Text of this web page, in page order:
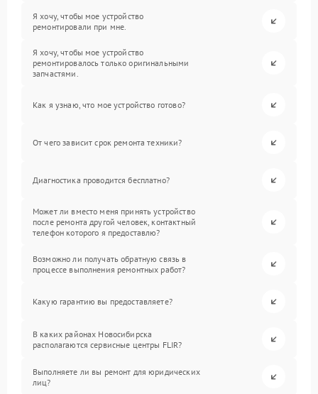
Я хочу, чтобы мое устройство
ремонтировали при мне.
Я хочу, чтобы мое устройство
ремонтировалось только оригинальными
запчастями.
Как я узнаю, что мое устройство готово?
От чего зависит срок ремонта техники?
Диагностика проводится бесплатно?
Может ли вместо меня принять устройство
после ремонта другой человек, контактный
телефон которого я предоставлю?
Возможно ли получать обратную связь в
процессе выполнения ремонтных работ?
Какую гарантию вы предоставляете?
В каких районах Новосибирска
располагаются сервисные центры FLIR?
Выполняете ли вы ремонт для юридических
лиц?